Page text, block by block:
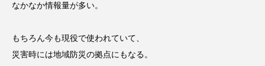
なかなか情報量が多い。
もちろん今も現役で使われていて、
災害時には地域防災の拠点にもなる。